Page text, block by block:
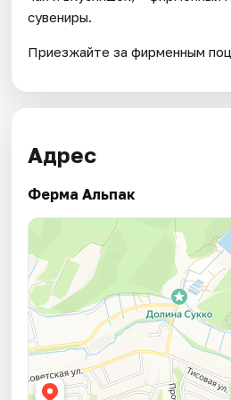
сувениры.
Приезжайте за фирменным
Адрес
Ферма Альпак